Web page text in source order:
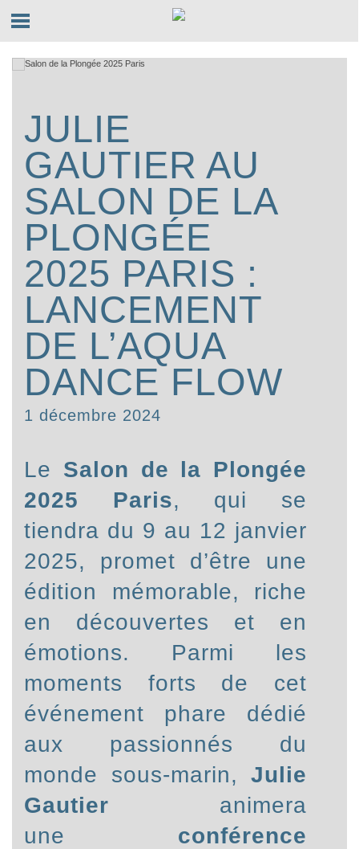
JULIE
GAUTIER AU
SALON DE LA
PLONGÉE
2025 PARIS :
LANCEMENT
DE L’AQUA
DANCE FLOW
1 décembre 2024
Le Salon de la Plongée
2025 Paris, qui se
tiendra du 9 au 12 janvier
2025, promet d’être une
édition mémorable, riche
en découvertes et en
émotions. Parmi les
moments forts de cet
événement phare dédié
aux passionnés du
monde sous-marin, Julie
Gautier animera
une conférence